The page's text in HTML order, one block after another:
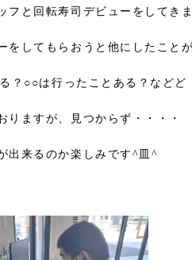
フと回転寿司デビューをしてき
をしてもらおうと他にしたこと
？○○は行ったことある？などど
りますが、見つからず・・・・
出来るのか楽しみです^皿^